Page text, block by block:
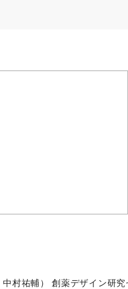
村祐輔） 創薬デザイン研